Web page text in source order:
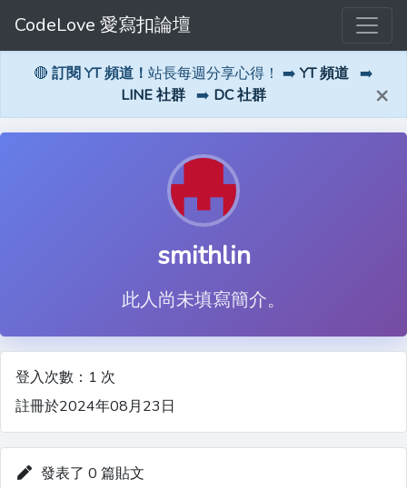
CodeLove 愛寫扣論壇
🔴 訂閱 YT 頻道！ 站長每週分享心得！ ➡️ YT 頻道 ➡️
LINE 社群 ➡️ DC 社群 ×
smithlin
此人尚未填寫簡介。
登入次數：1 次
註冊於2024年08月23日
發表了 0 篇貼文